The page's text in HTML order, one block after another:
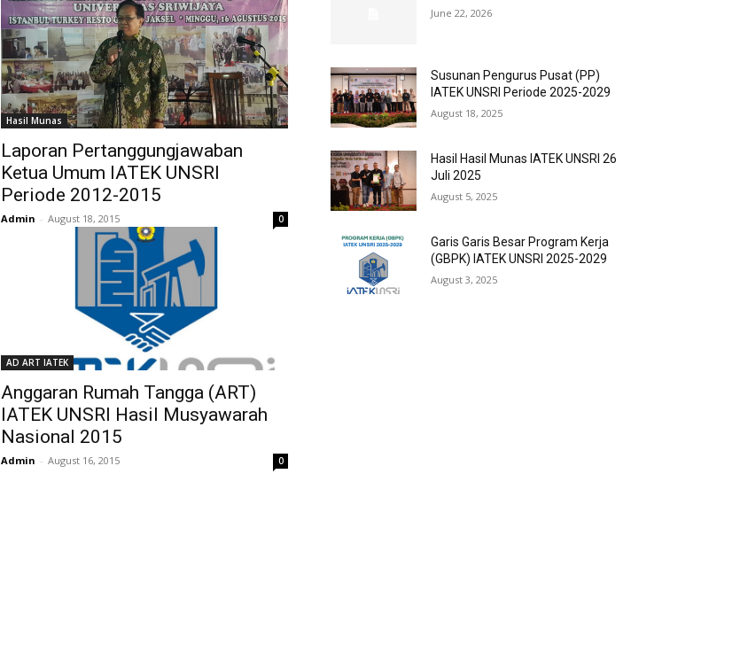
Hasil Munas
Laporan Pertanggungjawaban
Ketua Umum IATEK UNSRI
Periode 2012-2015
Admin - August 18, 2015 0
AD ART IATEK
Anggaran Rumah Tangga (ART)
IATEK UNSRI Hasil Musyawarah
Nasional 2015
Admin - August 16, 2015 0
June 22, 2026
Susunan Pengurus Pusat (PP)
IATEK UNSRI Periode 2025-2029
August 18, 2025
Hasil Hasil Munas IATEK UNSRI 26
Juli 2025
August 5, 2025
Garis Garis Besar Program Kerja
(GBPK) IATEK UNSRI 2025-2029
August 3, 2025